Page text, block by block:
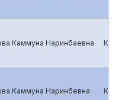
Каммуна Наринбаевна
Каммуна Наринбевна